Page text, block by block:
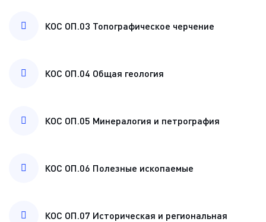
КОС ОП.03 Топографическое черчение
КОС ОП.04 Общая геология
КОС ОП.05 Минералогия и петрография
КОС ОП.06 Полезные ископаемые
КОС ОП.07 Историческая и региональная